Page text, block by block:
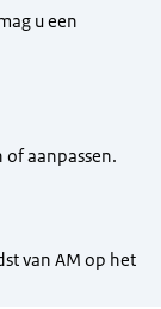
u een
aanpassen.
van AM op het